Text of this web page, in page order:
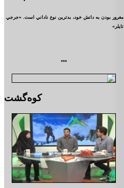
مغرور بودن به دانش خود، بدترين نوع ناداني است. «جرجي
تايلر»
***
کوه‌گشت